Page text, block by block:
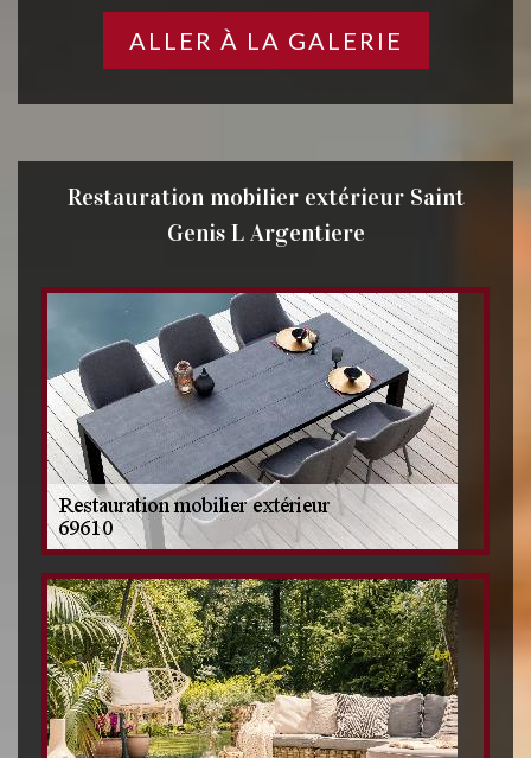
ALLER À LA GALERIE
Restauration mobilier extérieur Saint
Genis L Argentiere